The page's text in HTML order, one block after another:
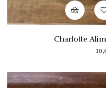
Charlotte